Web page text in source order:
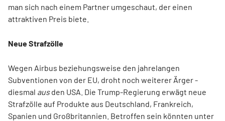
man sich nach einem Partner umgeschaut, der einen
attraktiven Preis biete.
Neue Strafzölle
Wegen Airbus beziehungsweise den jahrelangen
Subventionen von der EU, droht noch weiterer Ärger -
diesmal ausden USA. Die Trump-Regierung erwägt neue
Strafzölle auf Produkte aus Deutschland, Frankreich,
Spanien und Großbritannien. Betroffen sein könnten unter